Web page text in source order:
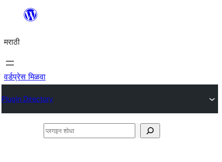
सामुग्रीवर
मराठी
वर्डप्रेस मिळवा
Plugin Directory
प्लगइन